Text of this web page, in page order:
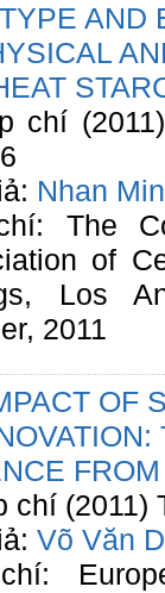
AND
chí
Nhan
The
of
Los
2011
OF
chí (2011)
Võ Văn